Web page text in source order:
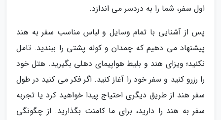
اول سفر، شما را به دردسر می اندازد.
پس از آشنایی با تمام وسایل و لباس مناسب سفر به هند
پیشنهاد می دهیم که چمدان و کوله پشتی را ببندید. تامل
نکنید؛ ویزای هند و بلیط هواپیمای دهلی بگیرید. هتل خود
را رزرو کنید و سفر خود را آغاز کنید. اگر فکر می کنید در طول
سفر هند از طریق دیگری احتیاج پیدا خواهید کرد یا تجربه
سفر به هند را دارید، برای ما کامنت بگذارید. از چگونگی